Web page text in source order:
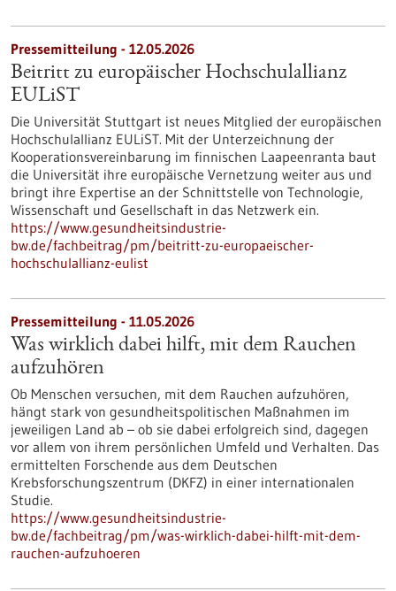
Pressemitteilung - 12.05.2026
Beitritt zu europäischer Hochschulallianz
EULiST
Die Universität Stuttgart ist neues Mitglied der europäischen
Hochschulallianz EULiST. Mit der Unterzeichnung der
Kooperationsvereinbarung im finnischen Laapeenranta baut
die Universität ihre europäische Vernetzung weiter aus und
bringt ihre Expertise an der Schnittstelle von Technologie,
Wissenschaft und Gesellschaft in das Netzwerk ein.
https://www.gesundheitsindustrie-
bw.de/fachbeitrag/pm/beitritt-zu-europaeischer-
hochschulallianz-eulist
Pressemitteilung - 11.05.2026
Was wirklich dabei hilft, mit dem Rauchen
aufzuhören
Ob Menschen versuchen, mit dem Rauchen aufzuhören,
hängt stark von gesundheitspolitischen Maßnahmen im
jeweiligen Land ab – ob sie dabei erfolgreich sind, dagegen
vor allem von ihrem persönlichen Umfeld und Verhalten. Das
ermittelten Forschende aus dem Deutschen
Krebsforschungszentrum (DKFZ) in einer internationalen
Studie.
https://www.gesundheitsindustrie-
bw.de/fachbeitrag/pm/was-wirklich-dabei-hilft-mit-dem-
rauchen-aufzuhoeren